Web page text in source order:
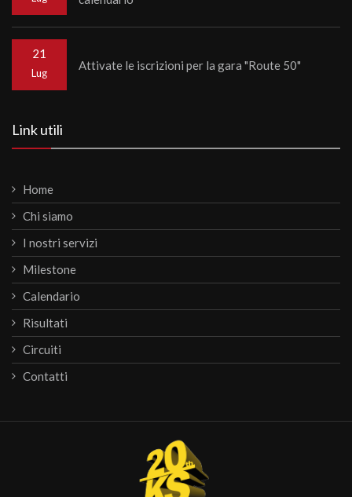
21
Lug
Attivate le iscrizioni per la gara "Route 50"
Link utili
Home
Chi siamo
I nostri servizi
Milestone
Calendario
Risultati
Circuiti
Contatti